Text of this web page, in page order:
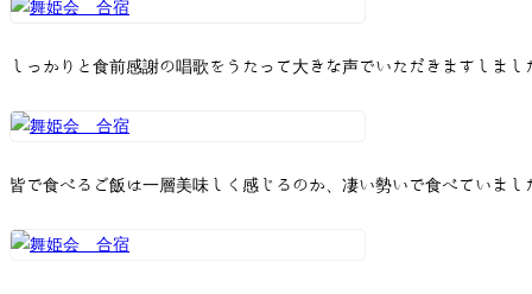
しっかりと食前感謝の唱歌をうたって大きな声でいただきますしまし
皆で食べるご飯は一層美味しく感じるのか、凄い勢いで食べていまし